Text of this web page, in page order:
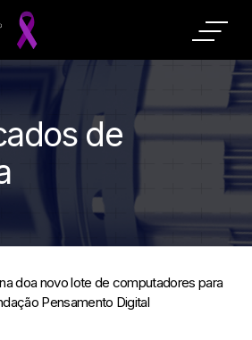
de
doa novo lote de computadores para
Pensamento Digital